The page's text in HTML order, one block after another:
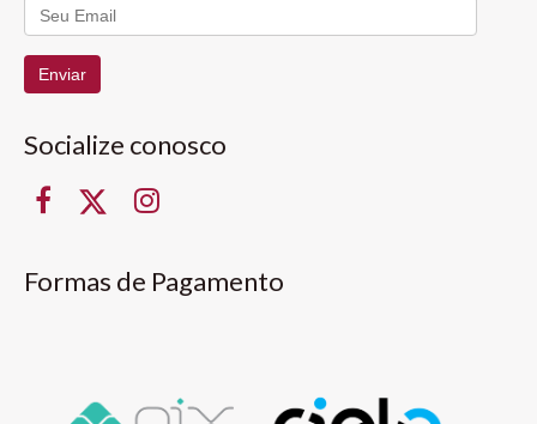
Enviar
Socialize conosco
Formas de Pagamento